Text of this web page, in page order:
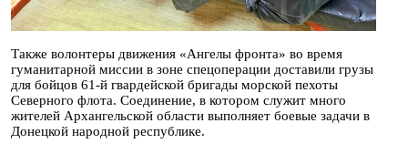
Также волонтеры движения «Ангелы фронта» во время
гуманитарной миссии в зоне спецоперации доставили грузы
для бойцов 61-й гвардейской бригады морской пехоты
Северного флота. Соединение, в котором служит много
жителей Архангельской области выполняет боевые задачи в
Донецкой народной республике.